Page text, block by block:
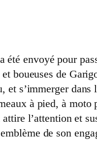
été envoyé pour
boueuses de
s’immerger
à pied, à
l’attention et
de son